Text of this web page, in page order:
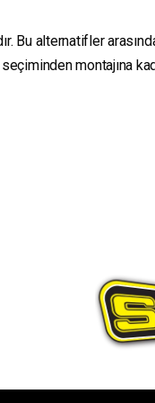
Bu alternatifler
montajına